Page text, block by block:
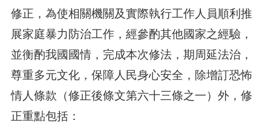
修正，為使相關機關及實際執行工作人員順利推
展家庭暴力防治工作，經參酌其他國家之經驗，
並衡酌我國國情，完成本次修法，期周延法治，
尊重多元文化，保障人民身心安全，除增訂恐怖
情人條款（修正後條文第六十三條之一）外，修
正重點包括：